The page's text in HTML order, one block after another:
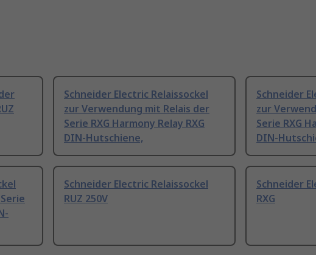
Schneider Electric Relaissockel
zur Verwendung mit Relais der
Serie RXG Harmony Relay RXG
DIN-Hutschiene,
Schneider
zur
Serie RXG
DIN-
Schneider Electric Relaissockel
RUZ 250V
Schneider
RXG